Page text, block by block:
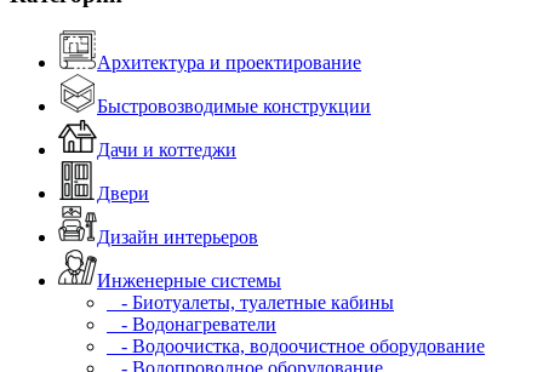
Архитектура и проектирование
Быстровозводимые конструкции
Дачи и коттеджи
Двери
Дизайн интерьеров
Инженерные системы
- Биотуалеты, туалетные кабины
- Водонагреватели
- Водоочистка, водоочистное оборудование